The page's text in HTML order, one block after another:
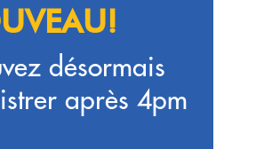
désormais
après 4pm